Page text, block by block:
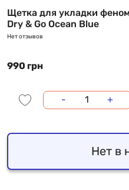
Щетка для укладки
Dry & Go Ocean Blue
Нет отзывов
990 грн
- +
Нет в